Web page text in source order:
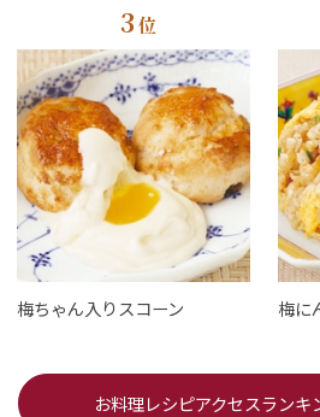
3位
梅ちゃん入りスコーン 梅に
お料理レシピアクセスランキ